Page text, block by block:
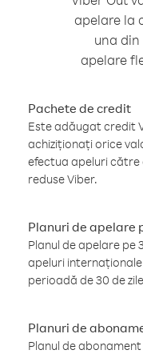
apelare la
una
apelare
Pachete de credit
Este adăugat credit
achiziționați orice
efectua apeluri către
reduse Viber.
Planuri de apelare
Planul de apelare pe
apeluri
perioadă de 30 de
Planuri de
Planul de